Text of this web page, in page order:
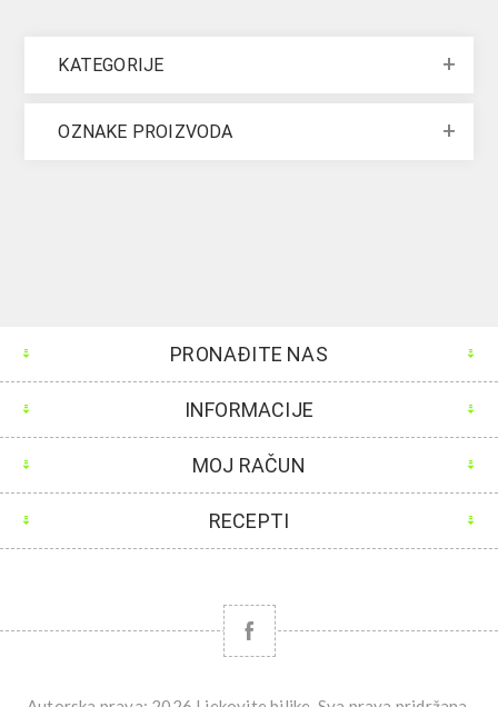
KATEGORIJE
OZNAKE PROIZVODA
PRONAĐITE NAS
INFORMACIJE
MOJ RAČUN
RECEPTI